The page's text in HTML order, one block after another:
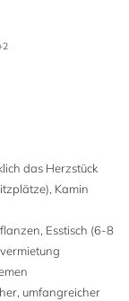
das Herzstück
Kamin
Esstisch (6-8
umfangreicher